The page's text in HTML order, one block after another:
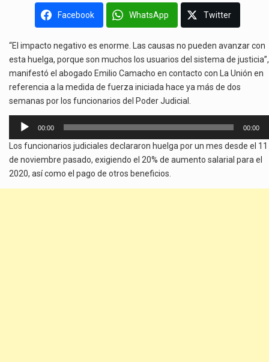
Facebook WhatsApp Twitter
“El impacto negativo es enorme. Las causas no pueden avanzar con
esta huelga, porque son muchos los usuarios del sistema de justicia”,
manifestó el abogado Emilio Camacho en contacto con La Unión en
referencia a la medida de fuerza iniciada hace ya más de dos
semanas por los funcionarios del Poder Judicial.
Reproductor
audio
00:00 00:00
Los funcionarios judiciales declararon huelga por un mes desde el 11
de noviembre pasado, exigiendo el 20% de aumento salarial para el
2020, así como el pago de otros beneficios.